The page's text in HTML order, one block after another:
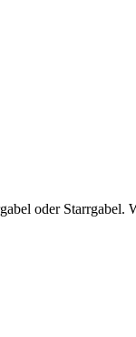
oder Starrgabel.